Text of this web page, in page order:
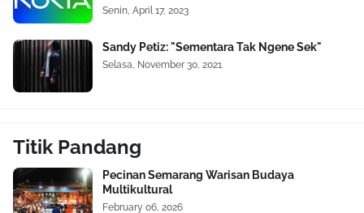
Senin, April 17, 2023
Sandy Petiz: "Sementara Tak Ngene Sek"
Selasa, November 30, 2021
Titik Pandang
Pecinan Semarang Warisan Budaya
Multikultural
February 06, 2026